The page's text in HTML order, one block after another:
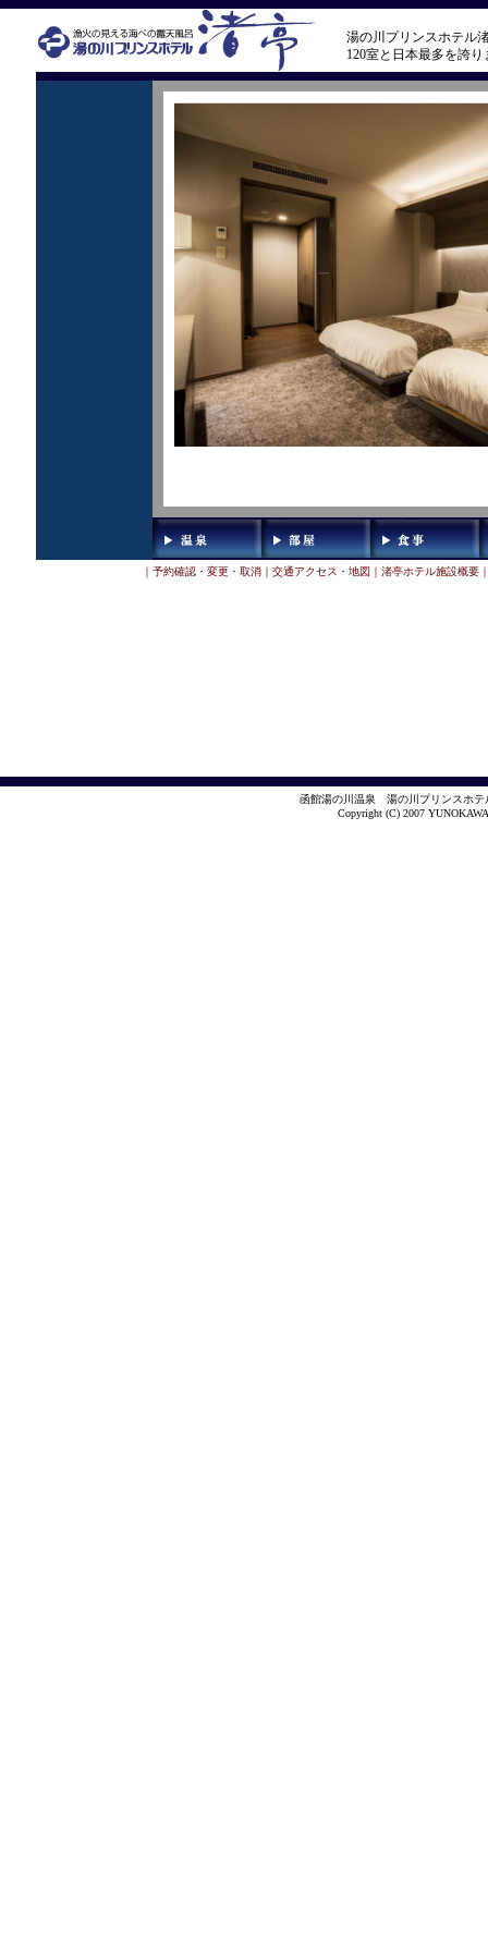
湯の川プリンスホテル
120室と日本最多を誇り
｜ 予約確認・変更・取消 ｜ 交通アクセス・地図 ｜ 渚亭ホテル施設概要
函館湯の川温泉 湯の川プリンスホテ
Copyright (C) 2007